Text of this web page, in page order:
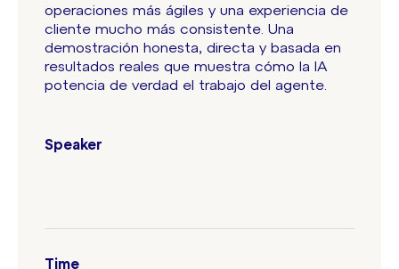
operaciones más ágiles y una experiencia de
cliente mucho más consistente. Una
demostración honesta, directa y basada en
resultados reales que muestra cómo la IA
potencia de verdad el trabajo del agente.
Speaker
Time